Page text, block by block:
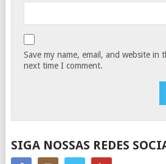
Save my name, email, and website in
next time I comment.
SIGA NOSSAS REDES